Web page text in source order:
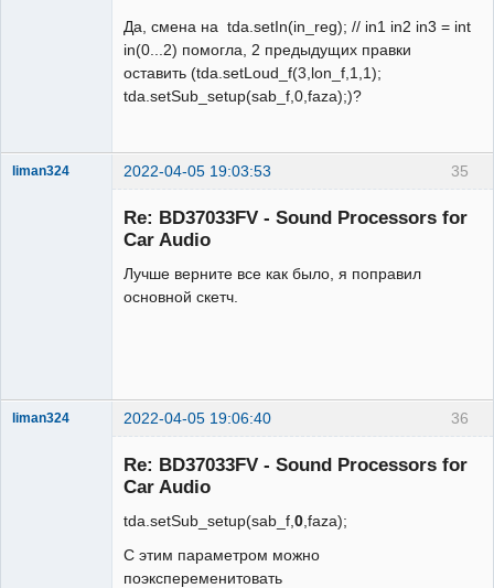
Да, смена на tda.setIn(in_reg); // in1 in2 in3 = int
in(0...2) помогла, 2 предыдущих правки
оставить (tda.setLoud_f(3,lon_f,1,1);
tda.setSub_setup(sab_f,0,faza);)?
35
liman324 2022-04-05 19:03:53
Re: BD37033FV - Sound Processors for
Car Audio
Лучше верните все как было, я поправил
основной скетч.
36
liman324 2022-04-05 19:06:40
Re: BD37033FV - Sound Processors for
Car Audio
tda.setSub_setup(sab_f, 0 ,faza);
С этим параметром можно
поэкспеременитовать